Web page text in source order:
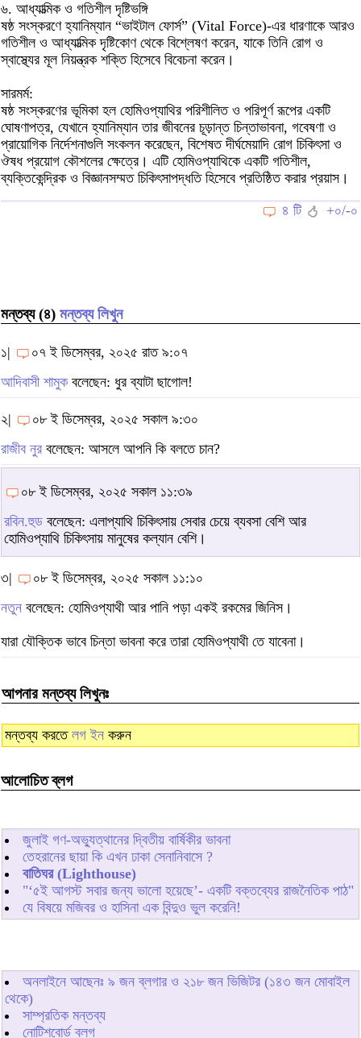
৬. আধ্যাত্মিক ও গতিশীল দৃষ্টিভঙ্গি
ষষ্ঠ সংস্করণে হ্যানিম্যান “ভাইটাল ফোর্স” (Vital Force)-এর ধারণাকে আরও
গতিশীল ও আধ্যাত্মিক দৃষ্টিকোণ থেকে বিশ্লেষণ করেন, যাকে তিনি রোগ ও
স্বাস্থ্যের মূল নিয়ন্ত্রক শক্তি হিসেবে বিবেচনা করেন।
সারমর্ম:
ষষ্ঠ সংস্করণের ভূমিকা হল হোমিওপ্যাথির পরিশীলিত ও পরিপূর্ণ রূপের একটি
ঘোষণাপত্র, যেখানে হ্যানিম্যান তার জীবনের চূড়ান্ত চিন্তাভাবনা, গবেষণা ও
প্রায়োগিক নির্দেশনাগুলি সংকলন করেছেন, বিশেষত দীর্ঘমেয়াদি রোগ চিকিৎসা ও
ঔষধ প্রয়োগ কৌশলের ক্ষেত্রে। এটি হোমিওপ্যাথিকে একটি গতিশীল,
ব্যক্তিকেন্দ্রিক ও বিজ্ঞানসম্মত চিকিৎসাপদ্ধতি হিসেবে প্রতিষ্ঠিত করার প্রয়াস।
৪ টি
+০/-০
মন্তব্য (৪) মন্তব্য লিখুন
১|
০৭ ই ডিসেম্বর, ২০২৫ রাত ৯:০৭
আদিবাসী শামুকবলেছেন: ধুর ব্যাটা ছাগোল!
২|
০৮ ই ডিসেম্বর, ২০২৫ সকাল ৯:৩০
রাজীব নুর বলেছেন: আসলে আপনি কি বলতে চান?
০৮ ই ডিসেম্বর, ২০২৫ সকাল ১১:৩৯
রবিন.হুড বলেছেন: এলাপ্যাথি চিকিৎসায় সেবার চেয়ে ব্যবসা বেশি আর
হোমিওপ্যাথি চিকিৎসায় মানুষের কল্যান বেশি।
৩|
০৮ ই ডিসেম্বর, ২০২৫ সকাল ১১:১০
নতুন বলেছেন: হোমিওপ্যাথী আর পানি পড়া একই রকমের জিনিস।
যারা যৌক্তিক ভাবে চিন্তা ভাবনা করে তারা হোমিওপ্যাথী তে যাবেনা।
আপনার মন্তব্য লিখুনঃ
মন্তব্য করতে লগ ইন করুন
আলোচিত ব্লগ
জুলাই গণ-অভ্যুত্থানের দ্বিতীয় বার্ষিকীর ভাবনা
তেহরানের ছায়া কি এখন ঢাকা সেনানিবাসে ?
বাতিঘর (Lighthouse)
"‘৫ই আগস্ট সবার জন্য ভালো হয়েছে’- একটি বক্তব্যের রাজনৈতিক পাঠ"
যে বিষয়ে মজিবর ও হাসিনা এক বিন্দুও ভুল করেনি!
অনলাইনে আছেনঃ ৯ জন ব্লগার ও ২১৮জন ভিজিটর (১৪৩ জন মোবাইল
থেকে)
সাম্প্রতিক মন্তব্য
নোটিশবোর্ড ব্লগ